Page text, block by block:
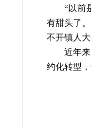
“以前是
有甜头了
不开镇人
近年来，
约化转型